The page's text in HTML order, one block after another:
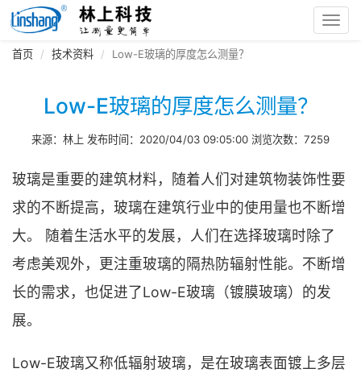
首页 技术资料 Low-E玻璃的厚度怎么测量？
Low-E玻璃的厚度怎么测量？
来源：林上 发布时间：2020/04/03 09:05:00 浏览次数：7259
玻璃是重要的建筑材料，随着人们对建筑物装饰性要
求的不断提高，玻璃在建筑行业中的使用量也不断增
大。 随着生活水平的发展，人们在选择玻璃时除了
考虑美观外，更注重玻璃的隔热防辐射性能。不断增
长的需求，也促进了Low-E玻璃（镀膜玻璃）的发
展。
Low-E玻璃又称低辐射玻璃，是在玻璃表面镀上多层